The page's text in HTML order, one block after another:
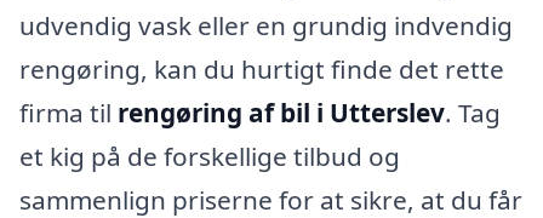
udvendig vask eller en grundig indvendig
rengøring, kan du hurtigt finde det rette
firma til rengøring af bil i Utterslev. Tag
et kig på de forskellige tilbud og
sammenlign priserne for at sikre, at du får